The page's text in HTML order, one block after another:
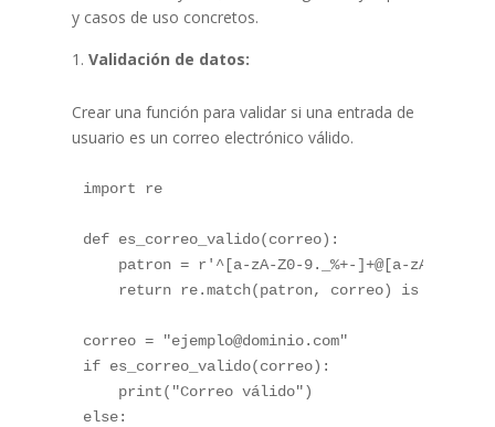
y casos de uso concretos.
Validación de datos:
Crear una función para validar si una entrada de
usuario es un correo electrónico válido.
import re
def es_correo_valido(correo):
patron = r'^[a-zA-Z0-9._%+-]+@[a-zA-Z0-
return re.match(patron, correo) is not
correo = "ejemplo@dominio.com"
if es_correo_valido(correo):
    print("Correo válido")
else: